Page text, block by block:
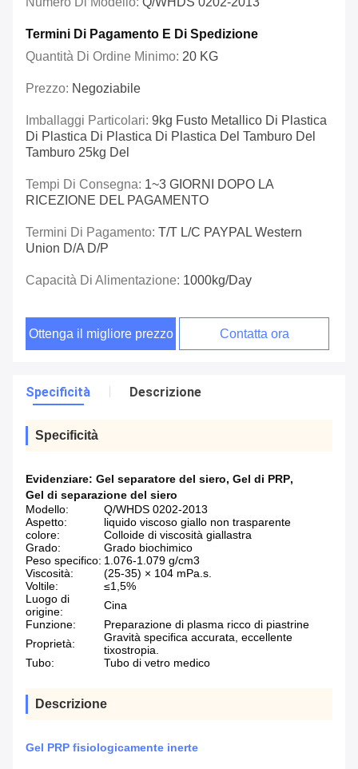
Termini Di Pagamento E Di Spedizione
Quantità Di Ordine Minimo: 20 KG
Prezzo: Negoziabile
Imballaggi Particolari: 9kg Fusto Metallico Di Plastica
Di Plastica Di Plastica Di Plastica Del Tamburo Del
Tamburo 25kg Del
Tempi Di Consegna: 1~3 GIORNI DOPO LA
RICEZIONE DEL PAGAMENTO
Termini Di Pagamento: T/T L/C PAYPAL Western
Union D/A D/P
Capacità Di Alimentazione: 1000kg/day
Ottenga il migliore prezzo Contatta ora
Specificità Descrizione
Specificità
Evidenziare: Gel separatore del siero, Gel di PRP,
Gel di separazione del siero
Modello:
Q/WHDS 0202-2013
Aspetto:
liquido viscoso giallo non trasparente
colore:
Colloide di viscosità giallastra
Grado:
Grado biochimico
Peso specifico: 1.076-1.079 g/cm3
Viscosità:
(25-35) × 104 mPa.s.
Voltile:
≤1,5%
Luogo di
origine:
Cina
Funzione:
Preparazione di plasma ricco di piastrine
Proprietà:
Gravità specifica accurata, eccellente
tixostropia.
Tubo:
Tubo di vetro medico
Descrizione
Gel PRP fisiologicamente inerte